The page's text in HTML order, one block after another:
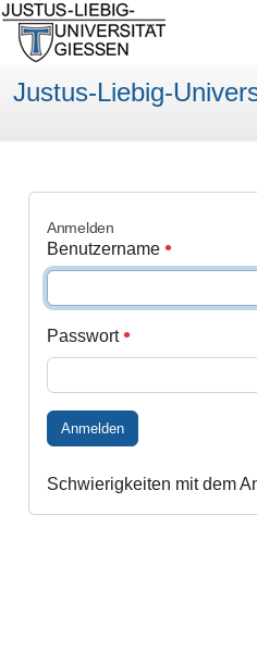
Justus-Liebig-
Anmelden
Benutzername
Passwort
Anmelden
Schwierigkeiten mit dem